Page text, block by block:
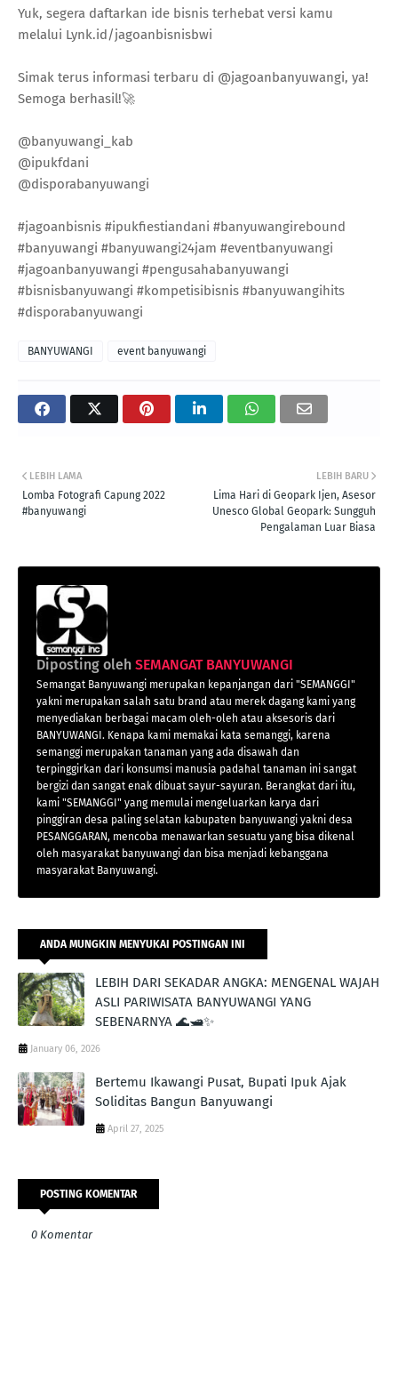
Yuk, segera daftarkan ide bisnis terhebat versi kamu
melalui Lynk.id/jagoanbisnisbwi
Simak terus informasi terbaru di @jagoanbanyuwangi, ya!
Semoga berhasil!🚀
@banyuwangi_kab
@ipukfdani
@disporabanyuwangi
#jagoanbisnis #ipukfiestiandani #banyuwangirebound
#banyuwangi #banyuwangi24jam #eventbanyuwangi
#jagoanbanyuwangi #pengusahabanyuwangi
#bisnisbanyuwangi #kompetisibisnis #banyuwangihits
#disporabanyuwangi
BANYUWANGI event banyuwangi
LEBIH BARU
Lima Hari di Geopark Ijen, Asesor
Unesco Global Geopark: Sungguh
Pengalaman Luar Biasa
LEBIH LAMA
Lomba Fotografi Capung 2022
#banyuwangi
Diposting oleh SEMANGAT BANYUWANGI
Semangat Banyuwangi merupakan kepanjangan dari "SEMANGGI"
yakni merupakan salah satu brand atau merek dagang kami yang
menyediakan berbagai macam oleh-oleh atau aksesoris dari
BANYUWANGI. Kenapa kami memakai kata semanggi, karena
semanggi merupakan tanaman yang ada disawah dan
terpinggirkan dari konsumsi manusia padahal tanaman ini sangat
bergizi dan sangat enak dibuat sayur-sayuran. Berangkat dari itu,
kami "SEMANGGI" yang memulai mengeluarkan karya dari
pinggiran desa paling selatan kabupaten banyuwangi yakni desa
PESANGGARAN, mencoba menawarkan sesuatu yang bisa dikenal
oleh masyarakat banyuwangi dan bisa menjadi kebanggana
masyarakat Banyuwangi.
ANDA MUNGKIN MENYUKAI POSTINGAN INI
LEBIH DARI SEKADAR ANGKA: MENGENAL WAJAH
ASLI PARIWISATA BANYUWANGI YANG
SEBENARNYA 🌊🛥️✨
January 06, 2026
Bertemu Ikawangi Pusat, Bupati Ipuk Ajak
Soliditas Bangun Banyuwangi
April 27, 2025
POSTING KOMENTAR
0 Komentar